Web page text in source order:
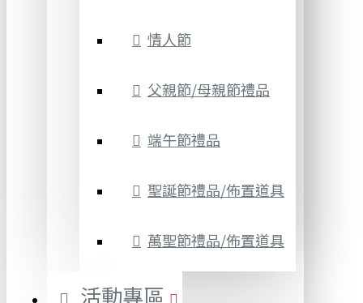
情人節
父親節/母親節禮品
端午節禮品
聖誕節禮品/佈置道具
萬聖節禮品/佈置道具
活動專區